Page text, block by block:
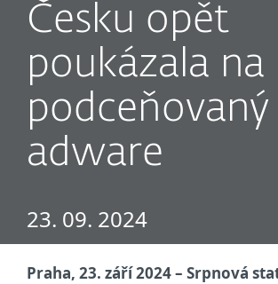
Česku opět
poukázala na
podceňovaný
adware
23. 09. 2024
Praha, 23. září 2024 – Srpnová